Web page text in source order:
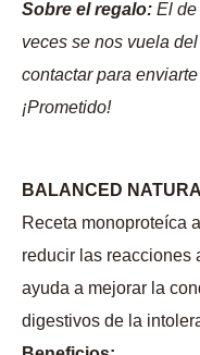
Sobre el regalo: El
veces se nos vuela
contactar para
¡Prometido!
BALANCED
Receta monoproteíca
reducir las reacciones
ayuda a mejorar la
digestivos de la